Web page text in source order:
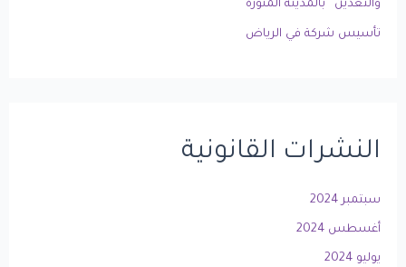
والتعدين” بالمدينة المنورة
تأسيس شركة في الرياض
النشرات القانونية
سبتمبر 2024
أغسطس 2024
يوليو 2024